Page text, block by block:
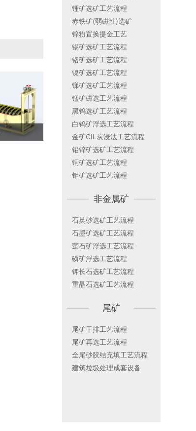
锂矿选矿工艺流程
赤铁矿(弱磁性)选矿
锌粉置换提金工艺
锡矿选矿工艺流程
铬矿选矿工艺流程
镍矿选矿工艺流程
锑矿选矿工艺流程
锰矿磁选工艺流程
黑钨选矿工艺流程
白钨矿浮选工艺流程
金矿CIL炭浸法工艺流程
铅锌矿选矿工艺流程
铜矿选矿工艺流程
钼矿选矿工艺流程
——————
非金属矿 ——————
石英砂选矿工艺流程
石墨矿选矿工艺流程
萤石矿浮选工艺流程
磷矿浮选工艺流程
钾长石选矿工艺流程
重晶石选矿工艺流程
——————
尾矿 ——————
尾矿干排工艺流程
尾矿再选工艺流程
全尾砂胶结充填工艺流程
建筑垃圾处理成套设备